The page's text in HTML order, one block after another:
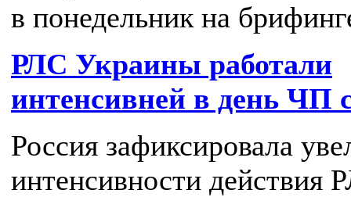
в понедельник на
РЛС Украины работали
интенсивней в день ЧП
Россия зафиксировала
интенсивности действия